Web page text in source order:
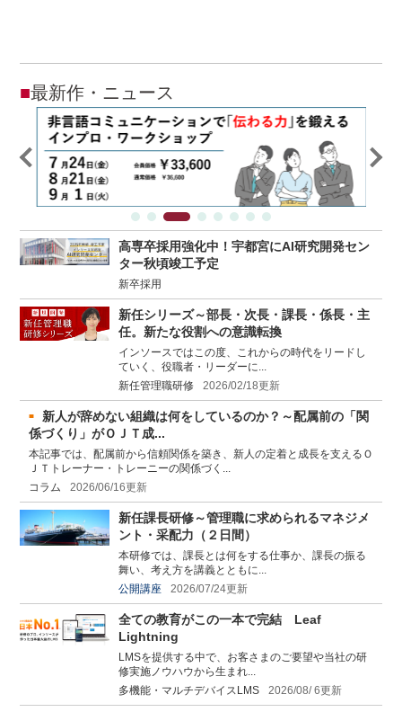
■最新作・ニュース
高専卒採用強化中！宇都宮にAI研究開発セン
ター秋頃竣工予定
新卒採用
新任シリーズ～部長・次長・課長・係長・主
任。新たな役割への意識転換
インソースではこの度、これからの時代をリードし
ていく、役職者・リーダーに...
新任管理職研修
2026/02/18更新
新人が辞めない組織は何をしているのか？～配属前の「関
係づくり」がＯＪＴ成...
本記事では、配属前から信頼関係を築き、新人の定着と成長を支えるＯ
ＪＴトレーナー・トレーニーの関係づく...
コラム
2026/06/16更新
新任課長研修～管理職に求められるマネジメ
ント・采配力（２日間）
本研修では、課長とは何をする仕事か、課長の振る
舞い、考え方を講義とともに...
公開講座
2026/07/24更新
全ての教育がこの一本で完結 Leaf
Lightning
LMSを提供する中で、お客さまのご要望や当社の研
修実施ノウハウから生まれ...
多機能・マルチデバイスLMS
2026/08/ 6更新